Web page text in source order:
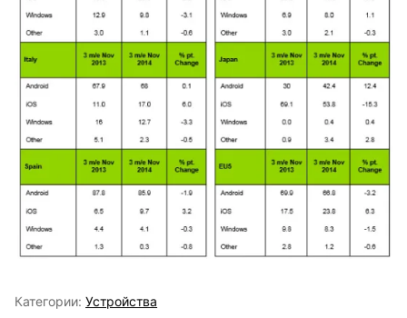
Категории: Устройства